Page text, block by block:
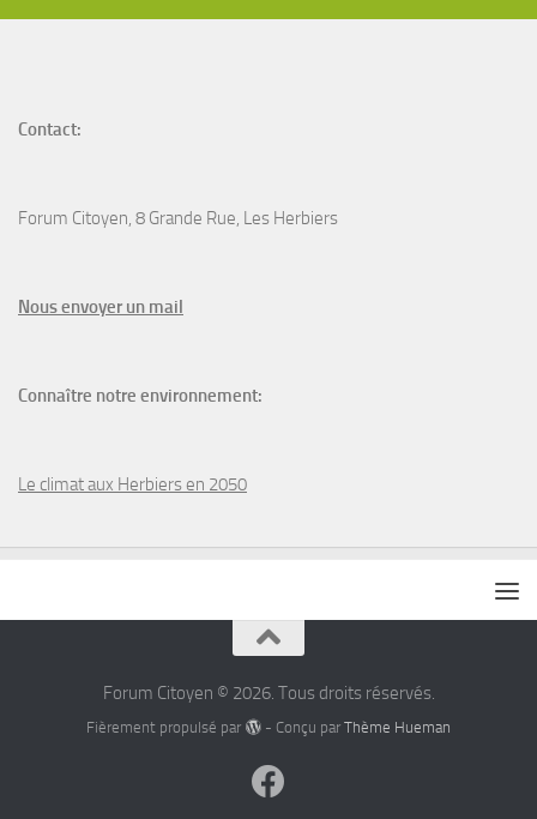
Contact:
Forum Citoyen, 8 Grande Rue, Les Herbiers
Nous envoyer un mail
Connaître notre environnement:
Le climat aux Herbiers en 2050
Forum Citoyen © 2026. Tous droits réservés.
Fièrement propulsé par - Conçu par Thème Hueman